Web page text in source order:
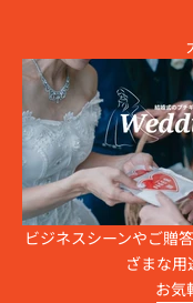
ビジネスシーンやご贈
ざまな用
お気